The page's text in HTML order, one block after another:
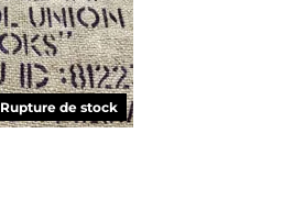
Rupture de stock